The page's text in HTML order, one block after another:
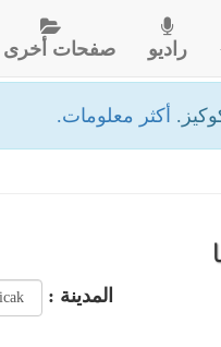
أكثر معلومات.
راديو صفحات أخرى
المدينة :